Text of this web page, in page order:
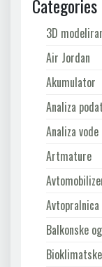
Categories
3D
Air Jordan
Akumulator
Analiza
Analiza vode
Artmature
Avtopralnica
Balkonske